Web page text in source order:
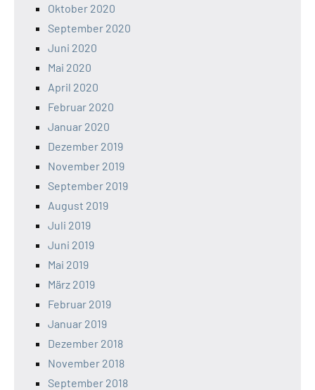
Oktober 2020
September 2020
Juni 2020
Mai 2020
April 2020
Februar 2020
Januar 2020
Dezember 2019
November 2019
September 2019
August 2019
Juli 2019
Juni 2019
Mai 2019
März 2019
Februar 2019
Januar 2019
Dezember 2018
November 2018
September 2018